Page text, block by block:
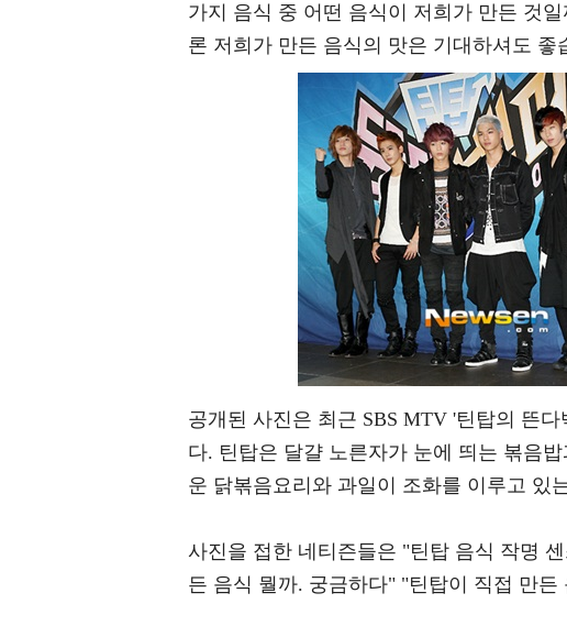
가지 음식 중 어떤 음식이 저희가 만든 것
론 저희가 만든 음식의 맛은 기대하셔도
공개된 사진은 최근 SBS MTV '틴탑의 뜬
다. 틴탑은 달걀 노른자가 눈에 띄는 볶음
운 닭볶음요리와 과일이 조화를 이루고 있
사진을 접한 네티즌들은 "틴탑 음식 작명
든 음식 뭘까. 궁금하다" "틴탑이 직접 만